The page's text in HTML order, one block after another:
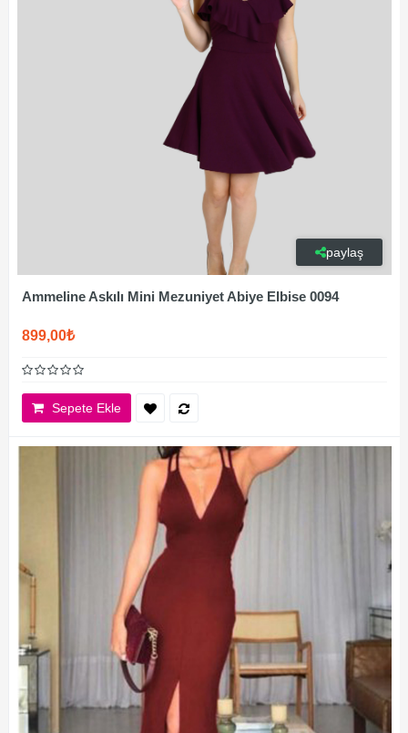
paylaş
Ammeline Askılı Mini Mezuniyet Abiye Elbise 0094
899,00₺
Sepete Ekle